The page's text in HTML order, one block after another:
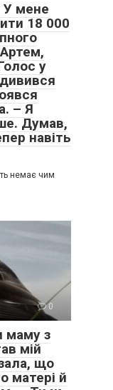
У мене
18 000
у
– Я
Думав,
навіть
немає чим
0
маму з
мій
що
матері й